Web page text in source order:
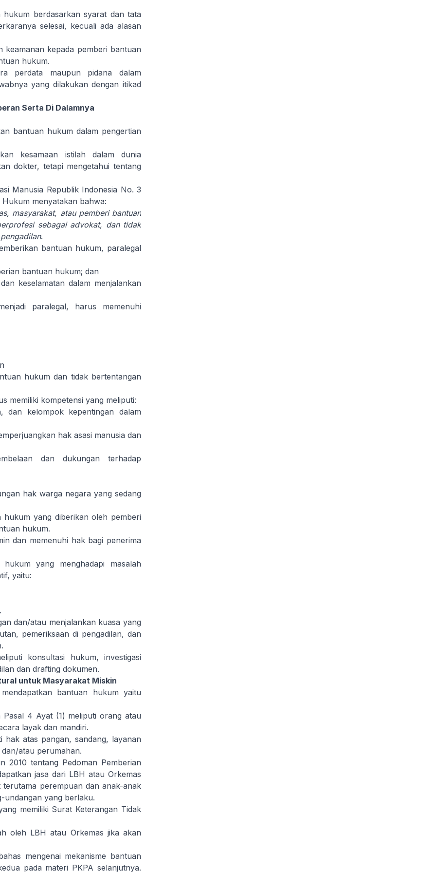
berdasarkan syarat dan tata
selesai, kecuali ada alasan
kepada pemberi bantuan
hukum.
perdata maupun pidana dalam
yang dilakukan dengan itikad
Serta Di Dalamnya
bantuan hukum dalam pengertian
kesamaan istilah dalam dunia
dokter, tetapi mengetahui tentang
Manusia Republik Indonesia No. 3
menyatakan bahwa:
masyarakat, atau pemberi bantuan
sebagai advokat, dan tidak
.
bantuan hukum, paralegal
bantuan hukum; dan
keselamatan dalam menjalankan
paralegal, harus memenuhi
hukum dan tidak bertentangan
memiliki kompetensi yang meliputi:
dan kelompok kepentingan dalam
hak asasi manusia dan
dan dukungan terhadap
hak warga negara yang sedang
yang diberikan oleh pemberi
hukum.
dan memenuhi hak bagi penerima
yang menghadapi masalah
yaitu:
dan/atau menjalankan kuasa yang
pemeriksaan di pengadilan, dan
konsultasi hukum, investigasi
dan drafting dokumen.
untuk Masyarakat Miskin
bantuan hukum yaitu
Pasal 4 Ayat (1) meliputi orang atau
layak dan mandiri.
hak atas pangan, sandang, layanan
atau perumahan.
2010 tentang Pedoman Pemberian
jasa dari LBH atau Orkemas
perempuan dan anak-anak
undangan yang berlaku.
memiliki Surat Keterangan Tidak
oleh LBH atau Orkemas jika akan
mengenai mekanisme bantuan
pada materi PKPA selanjutnya.